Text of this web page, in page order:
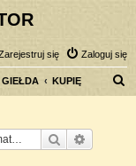
Zaloguj się
się
GIEŁDA KUPIĘ
Szukaj